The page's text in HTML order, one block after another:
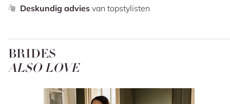
Deskundig adviesvan topstylisten
BRIDES
ALSO LOVE